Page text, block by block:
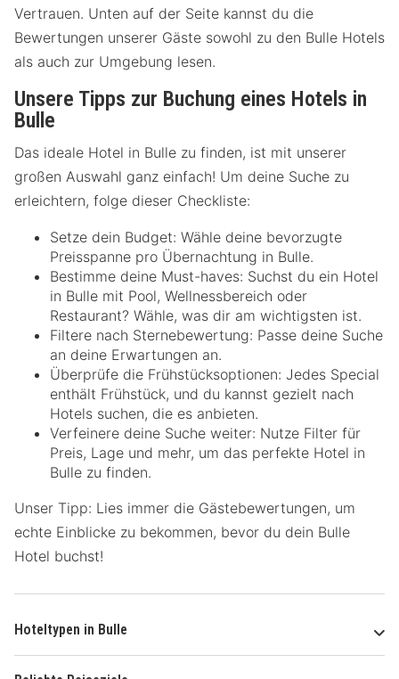
Vertrauen. Unten auf der Seite kannst du die
Bewertungen unserer Gäste sowohl zu den Bulle Hotels
als auch zur Umgebung lesen.
Unsere Tipps zur Buchung eines Hotels in
Bulle
Das ideale Hotel in Bulle zu finden, ist mit unserer
großen Auswahl ganz einfach! Um deine Suche zu
erleichtern, folge dieser Checkliste:
Setze dein Budget: Wähle deine bevorzugte
Preisspanne pro Übernachtung in Bulle.
Bestimme deine Must-haves: Suchst du ein Hotel
in Bulle mit Pool, Wellnessbereich oder
Restaurant? Wähle, was dir am wichtigsten ist.
Filtere nach Sternebewertung: Passe deine Suche
an deine Erwartungen an.
Überprüfe die Frühstücksoptionen: Jedes Special
enthält Frühstück, und du kannst gezielt nach
Hotels suchen, die es anbieten.
Verfeinere deine Suche weiter: Nutze Filter für
Preis, Lage und mehr, um das perfekte Hotel in
Bulle zu finden.
Unser Tipp: Lies immer die Gästebewertungen, um
echte Einblicke zu bekommen, bevor du dein Bulle
Hotel buchst!
Hoteltypen in Bulle